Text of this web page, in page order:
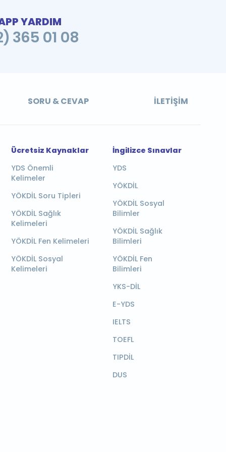
YARDIM
365 01 08
SORU & CEVAP İLETIŞIM
Ücretsiz Kaynaklar
YDS Önemli
Kelimeler
YÖKDİL Soru Tipleri
YÖKDİL Sağlık
Kelimeleri
YÖKDİL Fen Kelimeleri
YÖKDİL Sosyal
Kelimeleri
İngilizce Sınavlar
YDS
YÖKDİL
YÖKDİL Sosyal
Bilimler
YÖKDİL Sağlık
Bilimleri
YÖKDİL Fen
Bilimleri
YKS-DİL
E-YDS
IELTS
TOEFL
TIPDİL
DUS